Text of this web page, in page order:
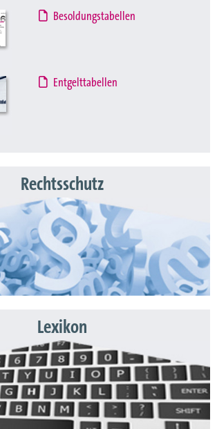
Besoldungstabellen
Entgelttabellen
Rechtsschutz
Lexikon